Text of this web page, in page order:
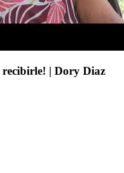
recibirle! | Dory Diaz